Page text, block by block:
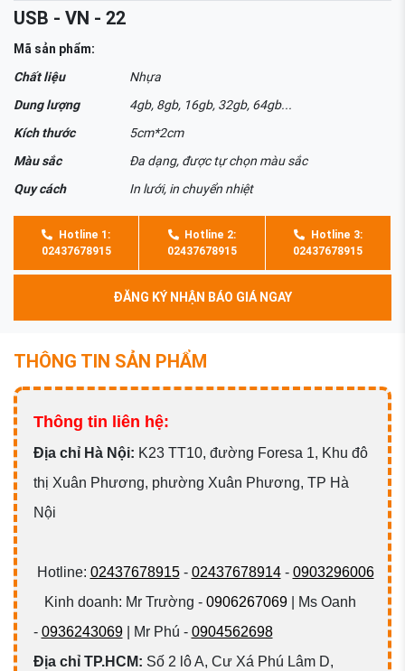
USB - VN - 22
Mã sản phẩm:
Chất liệu
Nhựa
Dung lượng
4gb, 8gb, 16gb, 32gb, 64gb...
Kích thước
5cm*2cm
Màu sắc
Đa dạng, được tự chọn màu sắc
Quy cách
In lưới, in chuyển nhiệt
Hotline 1:
02437678915
Hotline 2:
02437678915
Hotline 3:
02437678915
ĐĂNG KÝ NHẬN BÁO GIÁ NGAY
THÔNG TIN SẢN PHẨM
Thông tin liên hệ:
Địa chỉ Hà Nội: K23 TT10, đường Foresa 1, Khu đô
thị Xuân Phương, phường Xuân Phương, TP Hà
Nội
Hotline: 02437678915- 02437678914- 0903296006
Kinh doanh: Mr Trường - 0906267069| Ms Oanh
- 0936243069| Mr Phú - 0904562698
Địa chỉ TP.HCM: Số 2 lô A, Cư Xá Phú Lâm D,